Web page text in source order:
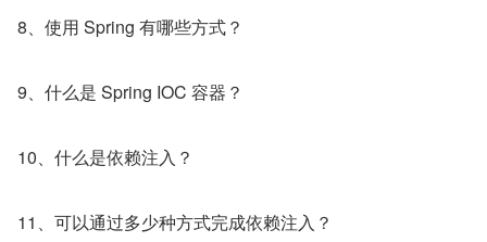
8、使用 Spring 有哪些方式？
9、什么是 Spring IOC 容器？
10、什么是依赖注入？
11、可以通过多少种方式完成依赖注入？